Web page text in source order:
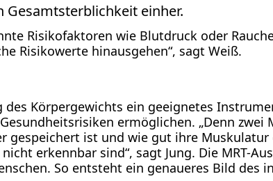
Gesamtsterblichkeit einher.
Risikofaktoren wie Blutdruck oder
Risikowerte hinausgehen“, sagt Weiß.
Körpergewichts ein geeignetes
ermöglichen. „Denn
gespeichert ist und wie gut ihre
erkennbar sind“, sagt Jung. Die MRT-
So entsteht ein genaueres Bild des